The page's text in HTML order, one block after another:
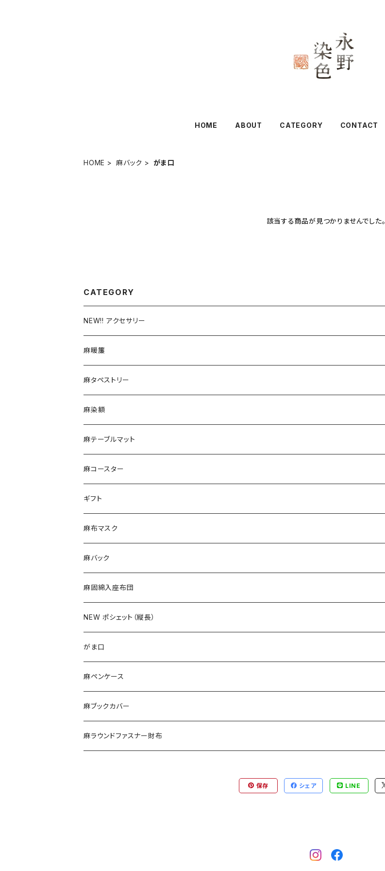
HOME ABOUT CATEGORY CONTACT
HOME 麻バック がま口
該当する商品が見つかりませんでした。
CATEGORY
NEW!! アクセサリー
つまみ細工
がま口ストラップ
チャーム
麻暖簾
手描友禅
デザイン
麻タペストリー
手描友禅
デザイン
麻染額
麻テーブルマット
ランチョンマット
ティーマット
麻コースター
ギフト
麻布マスク
麻バック
トートバック
ショルダーバック
横長手提げ
ポシェット
ポーチ
エチケットポーチ
麻固綿入座布団
NEW ポシェット（縦長）
がま口
麻ペンケース
麻ブックカバー
麻ラウンドファスナー財布
保存 シェア LINE